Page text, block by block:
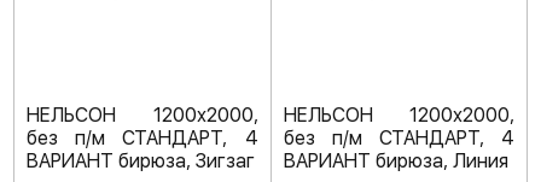
НЕЛЬСОН 1200х2000,
без п/м СТАНДАРТ, 4
ВАРИАНТ бирюза, Зигзаг
НЕЛЬСОН 1200х2000,
без п/м СТАНДАРТ, 4
ВАРИАНТ бирюза, Линия